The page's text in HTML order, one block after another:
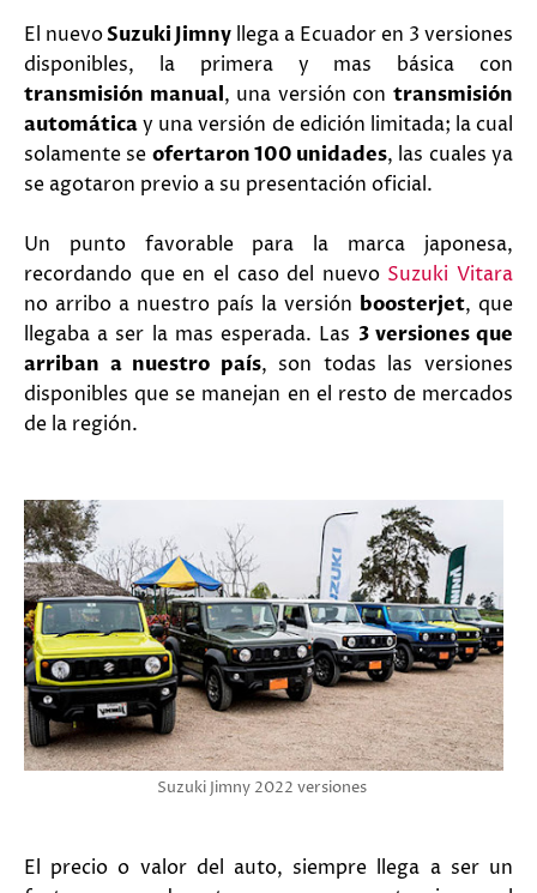
El nuevoSuzuki Jimny llega a Ecuador en 3 versiones
disponibles, la primera y mas básica con
transmisión manual, una versión contransmisión
automáticay una versión de edición limitada; la cual
solamente se ofertaron 100 unidades, las cuales ya
se agotaron previo a su presentación oficial.
Un punto favorable para la marca japonesa,
recordando que en el caso del nuevo Suzuki Vitara
no arribo a nuestro país la versión boosterjet, que
llegaba a ser la mas esperada. Las 3 versiones que
arriban a nuestro país, son todas las versiones
disponibles que se manejan en el resto de mercados
de la región.
Suzuki Jimny 2022 versiones
El precio o valor del auto, siempre llega a ser un